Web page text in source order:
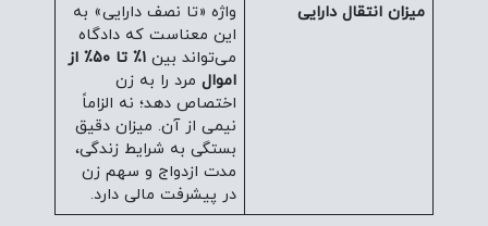
میزان انتقال دارایی
واژه «تا نصف دارایی» به
این معناست که دادگاه
می‌تواند بین
۱٪ تا ۵۰٪ از
اموال مرد را به زن
اختصاص دهد؛ نه الزاماً
نیمی از آن. میزان دقیق
بستگی به شرایط زندگی،
مدت ازدواج و سهم زن
در پیشرفت مالی دارد.